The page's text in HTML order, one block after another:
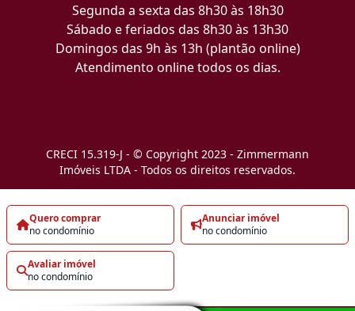
Quero comprar
no condomínio
Anunciar imóvel
no condomínio
Avaliar imóvel
no condomínio
Segunda a sexta das 8h30 às 18h30
Sábado e feriados das 8h30 às 13h30
Domingos das 9h às 13h (plantão online)
Atendimento online todos os dias.
CRECI 15.319-J - © Copyright 2023 - Zimmermann
Imóveis LTDA - Todos os direitos reservados.